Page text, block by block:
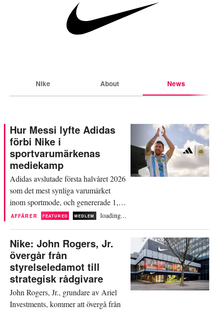
Nike About News
Hur Messi lyfte Adidas
förbi Nike i
sportvarumärkenas
mediekamp
Adidas avslutade första halvåret 2026
som det mest synliga varumärket
inom sportmode, och genererade 1,9
miljarder dollar i Media Impact Value
enligt data från Launchmetrics.
Siffran motsvarar en ökning på 12
procent jämfört med andra halvåret
2025 och placerar det tyska
varumärket före Nike, som noterade
1,7...
AFFÄRER FEATURED MEDLEM loading...
Nike: John Rogers, Jr.
övergår från
styrelseledamot till
strategisk rådgivare
John Rogers, Jr., grundare av Ariel
Investments, kommer att övergå från